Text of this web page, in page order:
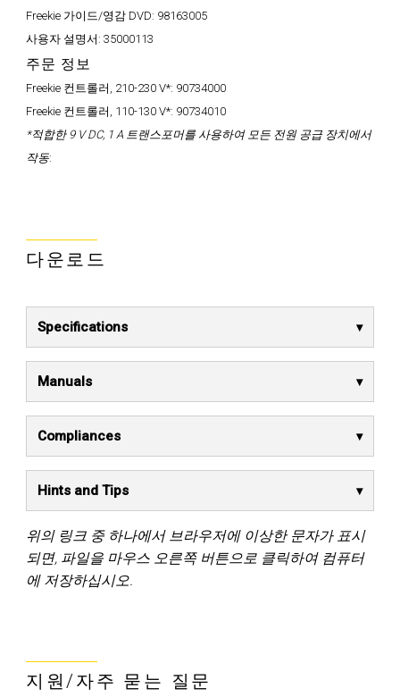
Freekie 가이드/영감 DVD: 98163005
사용자 설명서: 35000113
주문 정보
Freekie 컨트롤러, 210-230 V*: 90734000
Freekie 컨트롤러, 110-130 V*: 90734010
*적합한 9 V DC, 1 A 트랜스포머를 사용하여 모든 전원 공급 장치에서
작동:
다운로드
Specifications
Manuals
Compliances
Hints and Tips
위의 링크 중 하나에서 브라우저에 이상한 문자가 표시
되면, 파일을 마우스 오른쪽 버튼으로 클릭하여 컴퓨터
에 저장하십시오.
지원/자주 묻는 질문